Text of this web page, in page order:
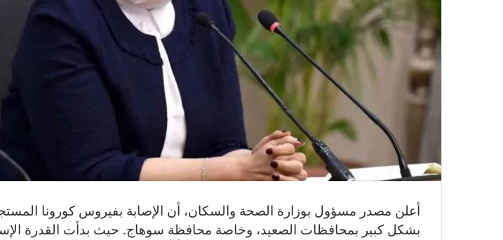
أعلن مصدر مسؤول بوزارة الصحة والسكان، أن الإصابة بفيروس كورونا
بشكل كبير بمحافظات الصعيد، وخاصة محافظة سوهاج. حيث بدأت القدرة